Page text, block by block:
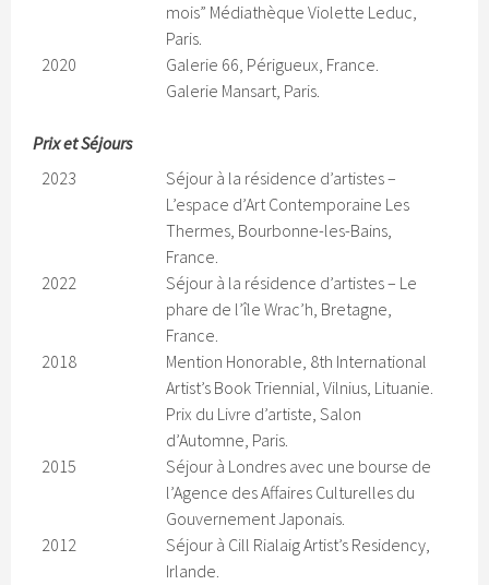
mois” Médiathèque Violette Leduc,
Paris.
2020
Galerie 66, Périgueux, France.
Galerie Mansart, Paris.
Prix et Séjours
2023
Séjour à la résidence d’artistes –
L’espace d’Art Contemporaine Les
Thermes, Bourbonne-les-Bains,
France.
2022
Séjour à la résidence d’artistes – Le
phare de l’île Wrac’h, Bretagne,
France.
2018
Mention Honorable, 8th International
Artist’s Book Triennial, Vilnius, Lituanie.
Prix du Livre d’artiste, Salon
d’Automne, Paris.
2015
Séjour à Londres avec une bourse de
l’Agence des Affaires Culturelles du
Gouvernement Japonais.
2012
Séjour à Cill Rialaig Artist’s Residency,
Irlande.